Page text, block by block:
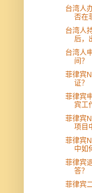
台湾人
否在
台湾人
后，
台湾人
间？
菲律宾
证？
菲律宾
宾工
菲律宾
项目
菲律宾
中如
菲律宾
答？
菲律宾